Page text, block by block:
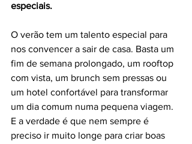
especiais.
O verão tem um talento especial para
nos convencer a sair de casa. Basta um
fim de semana prolongado, um rooftop
com vista, um brunch sem pressas ou
um hotel confortável para transformar
um dia comum numa pequena viagem.
E a verdade é que nem sempre é
preciso ir muito longe para criar boas